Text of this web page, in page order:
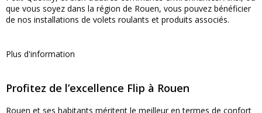
que vous soyez dans la région de Rouen, vous pouvez bénéficier
de nos installations de volets roulants et produits associés.
Plus d'information
Profitez de l’excellence Flip à Rouen
Rouen et ses habitants méritent le meilleur en termes de confort